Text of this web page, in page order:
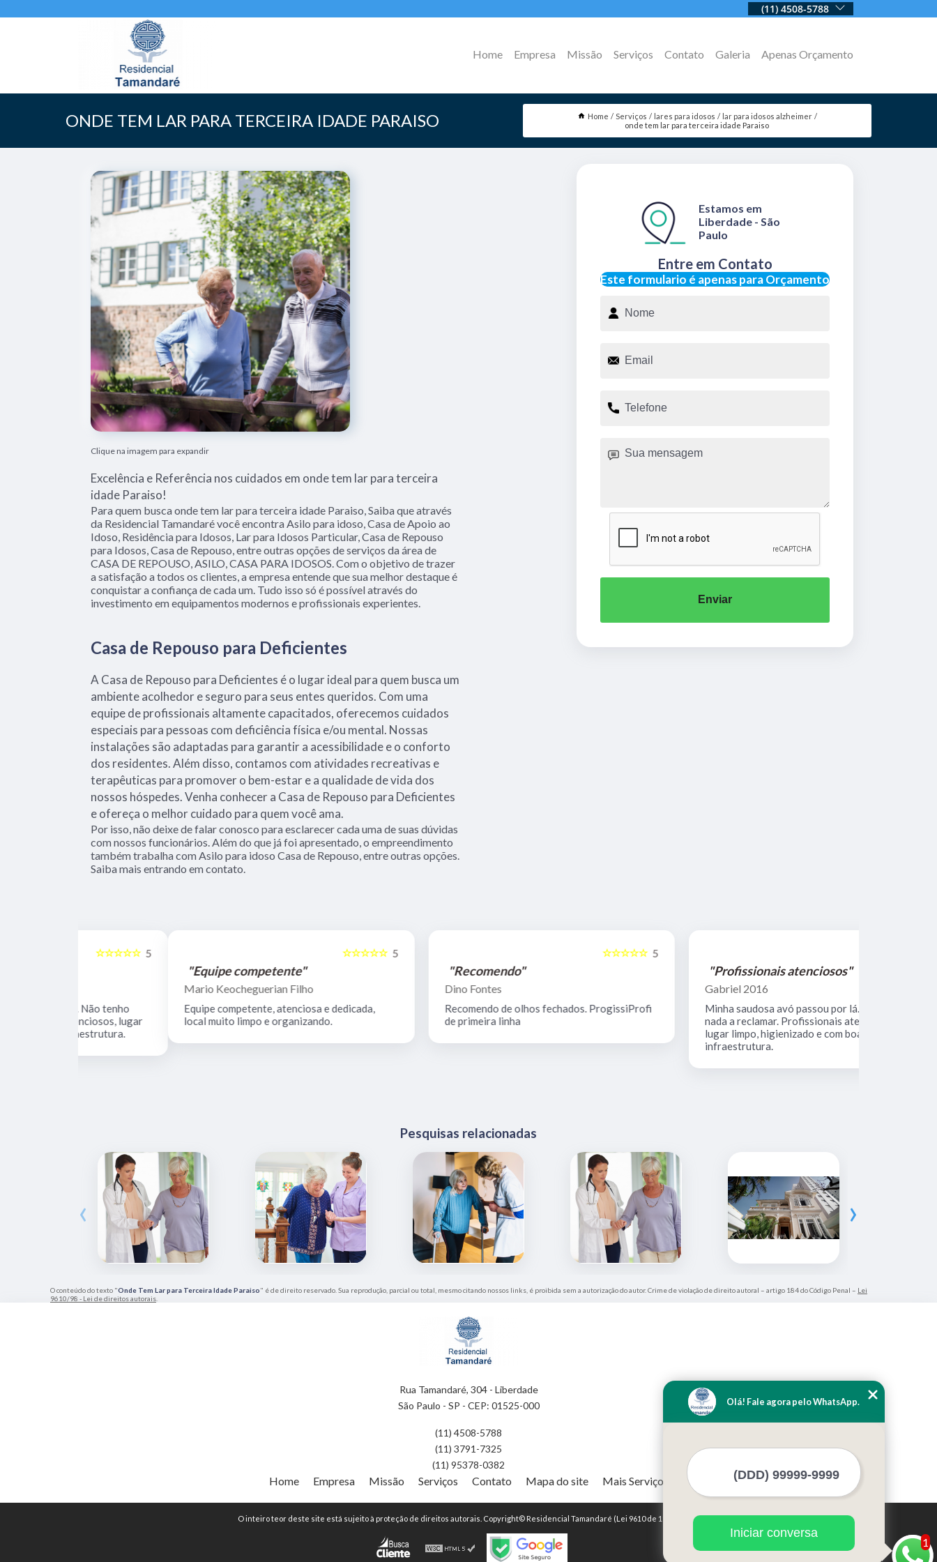
(11) 4508-5788
Home Empresa Missão Serviços Contato Galeria Apenas Orçamento
ONDE TEM LAR PARA TERCEIRA IDADE PARAISO Home Serviços lares para idosos
lar para idosos alzheimer
onde tem lar para terceira idade Paraiso
Clique na imagem para expandir
Excelência e Referência nos cuidados em onde tem lar para terceira
idade Paraiso!
Para quem busca onde tem lar para terceira idade Paraiso, Saiba que através
da Residencial Tamandaré você encontra Asilo para idoso, Casa de Apoio ao
Idoso, Residência para Idosos, Lar para Idosos Particular, Casa de Repouso
para Idosos, Casa de Repouso, entre outras opções de serviços da área de
CASA DE REPOUSO, ASILO, CASA PARA IDOSOS. Com o objetivo de trazer
a satisfação a todos os clientes, a empresa entende que sua melhor destaque é
conquistar a confiança de cada um. Tudo isso só é possível através do
investimento em equipamentos modernos e profissionais experientes.
Casa de Repouso para Deficientes
A Casa de Repouso para Deficientes é o lugar ideal para quem busca um
ambiente acolhedor e seguro para seus entes queridos. Com uma
equipe de profissionais altamente capacitados, oferecemos cuidados
especiais para pessoas com deficiência física e/ou mental. Nossas
instalações são adaptadas para garantir a acessibilidade e o conforto
dos residentes. Além disso, contamos com atividades recreativas e
terapêuticas para promover o bem-estar e a qualidade de vida dos
nossos hóspedes. Venha conhecer a Casa de Repouso para Deficientes
e ofereça o melhor cuidado para quem você ama.
Por isso, não deixe de falar conosco para esclarecer cada uma de suas dúvidas
com nossos funcionários. Além do que já foi apresentado, o empreendimento
também trabalha com Asilo para idoso Casa de Repouso, entre outras opções.
Saiba mais entrando em contato.
Este formulario é apenas para Orçamento
Entre em Contato
Estamos em
Liberdade - São
Paulo
Enviar
"Equipe competente"
Mario Keocheguerian Filho
Equipe competente, atenciosa e dedicada,
local muito limpo e organizando.
Recomendo de olhos fechados. ProgissiProfi
"Profissionais atenciosos"
Minha saudosa avó passou por lá. Não tenho
nada a reclamar. Profissionais atenciosos,
lugar limpo, higienizado e com boa
infraestrutura.
Pesquisas relacionadas
‹ ›
O conteúdo do texto "Onde Tem Lar para Terceira Idade Paraiso" é de direito reservado. Sua reprodução, parcial ou total, mesmo citando nossos links, é proibida sem a autorização do autor. Crime de violação de direito autoral – artigo 184 do Código Penal – Lei
9610/98 - Lei de direitos autorais
Rua Tamandaré, 304 - Liberdade
São Paulo - SP - CEP: 01525-000
(11) 4508-5788
(11) 3791-7325
(11) 95378-0382
Home Empresa Missão Serviços Contato Mapa do site Mais Serviços
O inteiro teor deste site está sujeito à proteção de direitos autorais. Copyright© Residencial Tamandaré (Lei 9610 de 19/02/1998)
1
Olá! Fale agora pelo WhatsApp.
Iniciar conversa